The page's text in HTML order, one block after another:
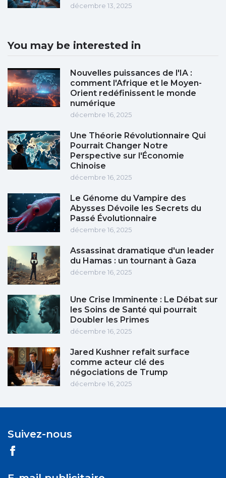
décembre 13, 2025
You may be interested in
Nouvelles puissances de l'IA :
comment l'Afrique et le Moyen-
Orient redéfinissent le monde
numérique
décembre 16, 2025
Une Théorie Révolutionnaire Qui
Pourrait Changer Notre
Perspective sur l'Économie
Chinoise
décembre 16, 2025
Le Génome du Vampire des
Abysses Dévoile les Secrets du
Passé Évolutionnaire
décembre 16, 2025
Assassinat dramatique d'un leader
du Hamas : un tournant à Gaza
décembre 16, 2025
Une Crise Imminente : Le Débat sur
les Soins de Santé qui pourrait
Doubler les Primes
décembre 16, 2025
Jared Kushner refait surface
comme acteur clé des
négociations de Trump
décembre 16, 2025
Suivez-nous